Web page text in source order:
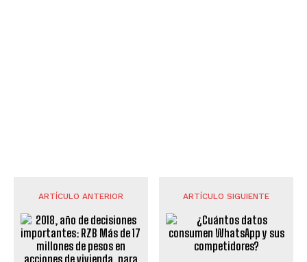
ARTÍCULO ANTERIOR ARTÍCULO SIGUIENTE